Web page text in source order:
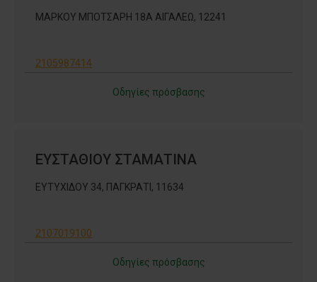
ΜΑΡΚΟΥ ΜΠΟΤΣΑΡΗ 18Α ΑΙΓΑΛΕΩ, 12241
2105987414
Οδηγίες πρόσβασης
ΕΥΣΤΑΘΙΟΥ ΣΤΑΜΑΤΙΝΑ
ΕΥΤΥΧΙΔΟΥ 34, ΠΑΓΚΡΑΤΙ, 11634
2107019100
Οδηγίες πρόσβασης